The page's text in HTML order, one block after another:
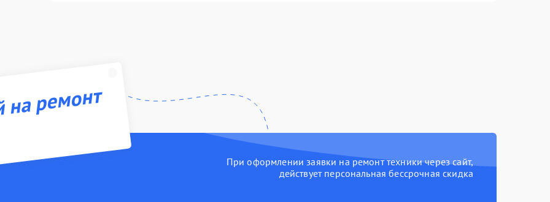
ремонт
При оформлении заявки на ремонт техники через сайт,
действует персональная бессрочная скидка